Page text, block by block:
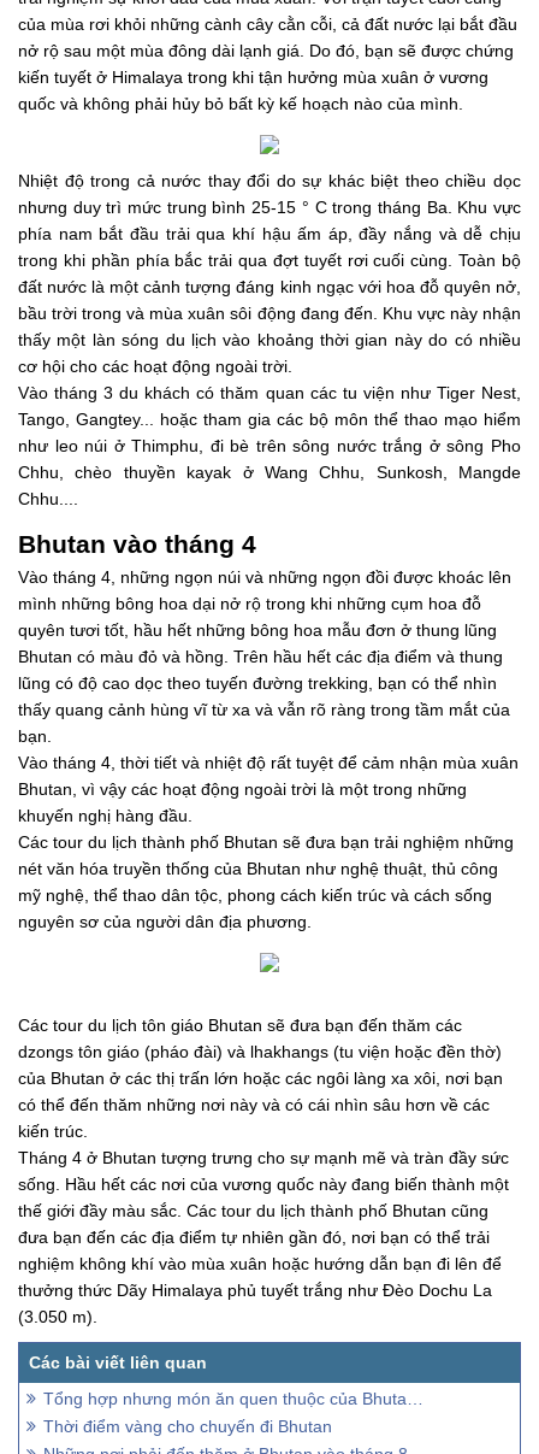
của mùa rơi khỏi những cành cây cằn cỗi, cả đất nước lại bắt đầu
nở rộ sau một mùa đông dài lạnh giá. Do đó, bạn sẽ được chứng
kiến tuyết ở Himalaya trong khi tận hưởng mùa xuân ở vương
quốc và không phải hủy bỏ bất kỳ kế hoạch nào của mình.
Nhiệt độ trong cả nước thay đổi do sự khác biệt theo chiều dọc
nhưng duy trì mức trung bình 25-15 ° C trong tháng Ba. Khu vực
phía nam bắt đầu trải qua khí hậu ấm áp, đầy nắng và dễ chịu
trong khi phần phía bắc trải qua đợt tuyết rơi cuối cùng. Toàn bộ
đất nước là một cảnh tượng đáng kinh ngạc với hoa đỗ quyên nở,
bầu trời trong và mùa xuân sôi động đang đến. Khu vực này nhận
thấy một làn sóng du lịch vào khoảng thời gian này do có nhiều
cơ hội cho các hoạt động ngoài trời.
Vào tháng 3 du khách có thăm quan các tu viện như Tiger Nest,
Tango, Gangtey... hoặc tham gia các bộ môn thể thao mạo hiểm
như leo núi ở Thimphu, đi bè trên sông nước trắng ở sông Pho
Chhu, chèo thuyền kayak ở Wang Chhu, Sunkosh, Mangde
Chhu....
Bhutan vào tháng 4
Vào tháng 4, những ngọn núi và những ngọn đồi được khoác lên
mình những bông hoa dại nở rộ trong khi những cụm hoa đỗ
quyên tươi tốt, hầu hết những bông hoa mẫu đơn ở thung lũng
Bhutan có màu đỏ và hồng. Trên hầu hết các địa điểm và thung
lũng có độ cao dọc theo tuyến đường trekking, bạn có thể nhìn
thấy quang cảnh hùng vĩ từ xa và vẫn rõ ràng trong tầm mắt của
bạn.
Vào tháng 4, thời tiết và nhiệt độ rất tuyệt để cảm nhận mùa xuân
Bhutan, vì vậy các hoạt động ngoài trời là một trong những
khuyến nghị hàng đầu.
Các tour du lịch thành phố Bhutan sẽ đưa bạn trải nghiệm những
nét văn hóa truyền thống của Bhutan như nghệ thuật, thủ công
mỹ nghệ, thể thao dân tộc, phong cách kiến trúc và cách sống
nguyên sơ của người dân địa phương.
Các tour du lịch tôn giáo Bhutan sẽ đưa bạn đến thăm các
dzongs tôn giáo (pháo đài) và lhakhangs (tu viện hoặc đền thờ)
của Bhutan ở các thị trấn lớn hoặc các ngôi làng xa xôi, nơi bạn
có thể đến thăm những nơi này và có cái nhìn sâu hơn về các
kiến trúc.
Tháng 4 ở Bhutan tượng trưng cho sự mạnh mẽ và tràn đầy sức
sống. Hầu hết các nơi của vương quốc này đang biến thành một
thế giới đầy màu sắc. Các tour du lịch thành phố Bhutan cũng
đưa bạn đến các địa điểm tự nhiên gần đó, nơi bạn có thể trải
nghiệm không khí vào mùa xuân hoặc hướng dẫn bạn đi lên để
thưởng thức Dãy Himalaya phủ tuyết trắng như Đèo Dochu La
(3.050 m).
Tổng hợp nhưng món ăn quen thuộc của Bhutan, và những đồ ăn truyền thống của Bhutan
Thời điểm vàng cho chuyến đi Bhutan